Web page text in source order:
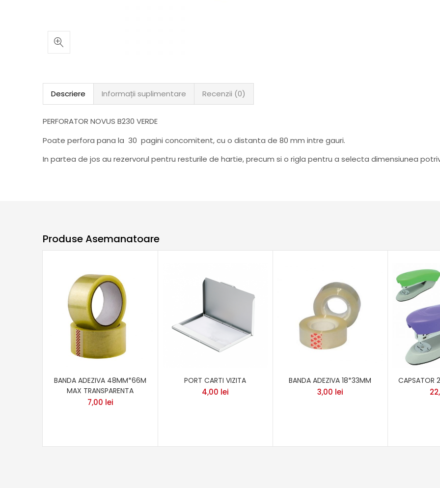
Descriere Informații suplimentare Recenzii (0)
PERFORATOR NOVUS B230 VERDE
Poate perfora pana la 30 pagini concomitent, cu o distanta de 80 mm intre gauri.
In partea de jos au rezervorul pentru resturile de hartie, precum si o rigla pentru a selecta dimensiunea
Produse Asemanatoare
BANDA ADEZIVA 48MM*66M
MAX TRANSPARENTA
7,00 lei
PORT CARTI VIZITA
4,00 lei
BANDA ADEZIVA 18*33MM
3,00 lei
CAPSATOR